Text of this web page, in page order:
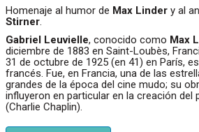
Homenaje al humor de Max Linder y al
Stirner.
Gabriel Leuvielle, conocido como Max
diciembre de 1883 en Saint-Loubès,
31 de octubre de 1925 (en 41) en París,
francés. Fue, en Francia, una de las
grandes de la época del cine mudo; su
influyeron en particular en la creación del
(Charlie Chaplin).